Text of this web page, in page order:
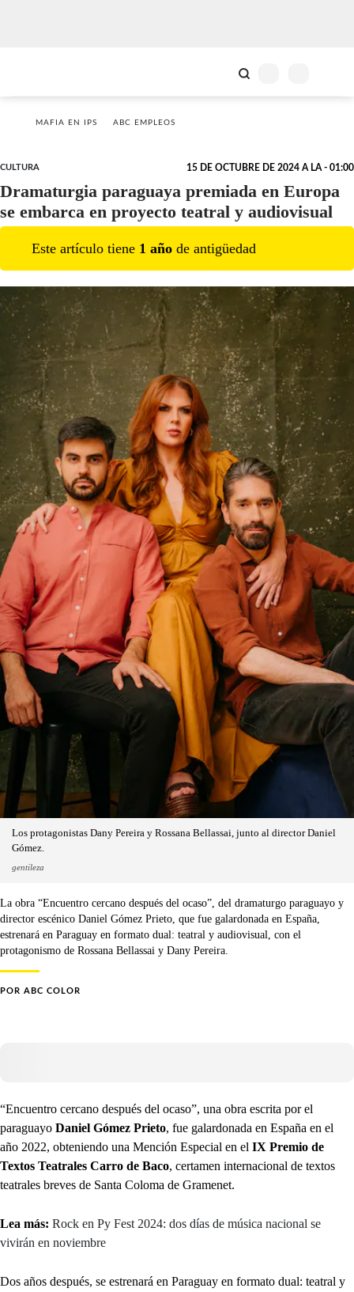
MAFIA EN IPS ABC EMPLEOS
CULTURA 15 DE OCTUBRE DE 2024 A LA - 01:00
Dramaturgia paraguaya premiada en Europa
se embarca en proyecto teatral y audiovisual
Este artículo tiene 1 año de antigüedad
Los protagonistas Dany Pereira y Rossana Bellassai, junto al director Daniel
Gómez.
gentileza
La obra “Encuentro cercano después del ocaso”, del dramaturgo paraguayo y
director escénico Daniel Gómez Prieto, que fue galardonada en España,
estrenará en Paraguay en formato dual: teatral y audiovisual, con el
protagonismo de Rossana Bellassai y Dany Pereira.
POR ABC COLOR
“Encuentro cercano después del ocaso”, una obra escrita por el
paraguayo Daniel Gómez Prieto, fue galardonada en España en el
año 2022, obteniendo una Mención Especial en el IX Premio de
Textos Teatrales Carro de Baco, certamen internacional de textos
teatrales breves de Santa Coloma de Gramenet.
Lea más: Rock en Py Fest 2024: dos días de música nacional se
vivirán en noviembre
Dos años después, se estrenará en Paraguay en formato dual: teatral y